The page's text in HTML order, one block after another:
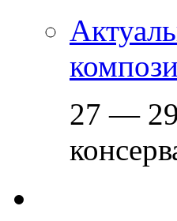
27 — 29